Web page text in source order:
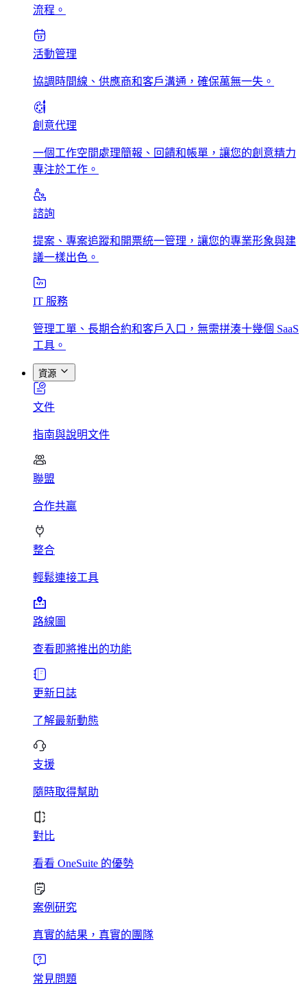
流程。
活動管理
協調時間線、供應商和客戶溝通，確保萬無一失。
創意代理
一個工作空間處理簡報、回饋和帳單，讓您的創意精力
專注於工作。
諮詢
提案、專案追蹤和開票統一管理，讓您的專業形象與建
議一樣出色。
IT 服務
管理工單、長期合約和客戶入口，無需拼湊十幾個 SaaS
工具。
資源
文件
指南與說明文件
聯盟
合作共贏
整合
輕鬆連接工具
路線圖
查看即將推出的功能
更新日誌
了解最新動態
支援
隨時取得幫助
對比
看看 OneSuite 的優勢
案例研究
真實的結果，真實的團隊
常見問題